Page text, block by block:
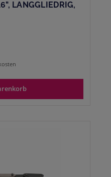
LANGGLIEDRIG,